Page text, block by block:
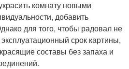
комнату новыми
добавить
для того, чтобы радовал не
срок картины,
составы без запаха и